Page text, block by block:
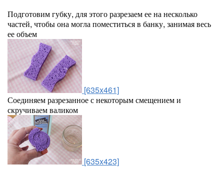
Подготовим губку, для этого разрезаем ее на несколько
частей, чтобы она могла поместиться в банку, занимая весь
ее объем
[635x461]
Соединяем разрезанное с некоторым смещением и
скручиваем валиком
[635x423]